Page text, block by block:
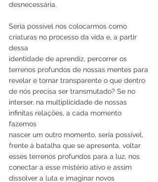
desnecessária.
Seria possível nos colocarmos como
criaturas no processo da vida e, a partir
dessa
identidade de aprendiz, percorrer os
terrenos profundos de nossas mentes para
revelar e tornar transparente o que dentro
de nós precisa ser transmutado? Se no
interser, na multiplicidade de nossas
infinitas relações, a cada momento
fazemos
nascer um outro momento, seria possível,
frente à batalha que se apresenta, voltar
esses terrenos profundos para a luz, nos
conectar a esse mistério ativo e assim
dissolver a luta e imaginar novos